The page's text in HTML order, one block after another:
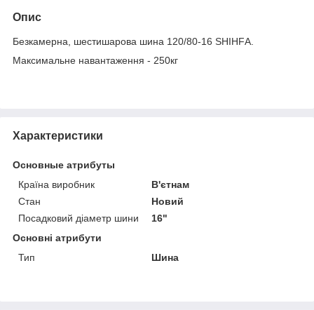
Опис
Безкамерна, шестишарова шина 120/80-16 SHIHFА.
Максимальне навантаження - 250кг
Характеристики
Основные атрибуты
Країна виробник
В'єтнам
Стан
Новий
Посадковий діаметр шини
16"
Основні атрибути
Тип
Шина